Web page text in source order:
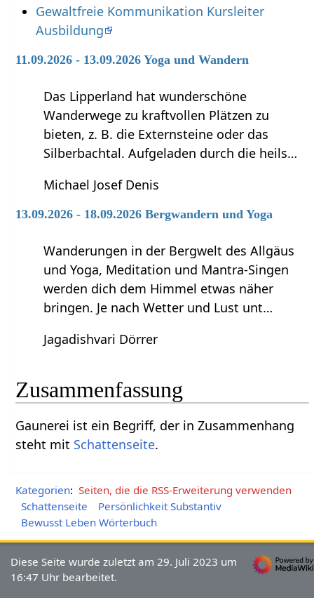
Gewaltfreie Kommunikation Kursleiter
Ausbildung
11.09.2026 - 13.09.2026 Yoga und Wandern
Das Lipperland hat wunderschöne
Wanderwege zu kraftvollen Plätzen zu
bieten, z. B. die Externsteine oder das
Silberbachtal. Aufgeladen durch die heils…
Michael Josef Denis
13.09.2026 - 18.09.2026 Bergwandern und Yoga
Wanderungen in der Bergwelt des Allgäus
und Yoga, Meditation und Mantra-Singen
werden dich dem Himmel etwas näher
bringen. Je nach Wetter und Lust unt…
Jagadishvari Dörrer
Zusammenfassung
Gaunerei‏‎ ist ein Begriff, der in Zusammenhang
steht mit Schattenseite.
Kategorien: Seiten, die die RSS-Erweiterung verwenden
Schattenseite
Persönlichkeit Substantiv
Bewusst Leben Wörterbuch
Diese Seite wurde zuletzt am 29. Juli 2023 um
16:47 Uhr bearbeitet.